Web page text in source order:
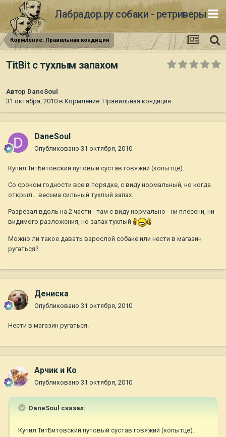
Лабрадор.ру собаки - ретриверы
Кормление. Правильная кондиция
TitBit c тухлым запахом
Автор DaneSoul
31 октября, 2010 в Кормление. Правильная кондиция
DaneSoul
Опубликовано 31 октября, 2010
Купил ТитБитовский путовый сустав говяжий (копытце).
Со сроком годности все в порядке, с виду нормальный, но когда
открыл... весьма сильный тухлый запах.
Разрезал вдоль на 2 части - там с виду нормально - ни плесени, ни
видимого разложения, но запах тухлый
Можно ли такое давать взрослой собаке или нести в магазин
ругаться?
Дениска
Опубликовано 31 октября, 2010
Нести в магазин ругаться.
Арчик и Ко
Опубликовано 31 октября, 2010
DaneSoul сказал:
Купил ТитБитовский путовый сустав говяжий (копытце).